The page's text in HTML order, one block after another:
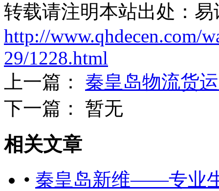
转载请注明本站出处：易
http://www.qhdecen.com/
29/1228.html
上一篇： 秦皇岛物流货
下一篇： 暂无
相关文章
• 秦皇岛新维——专业